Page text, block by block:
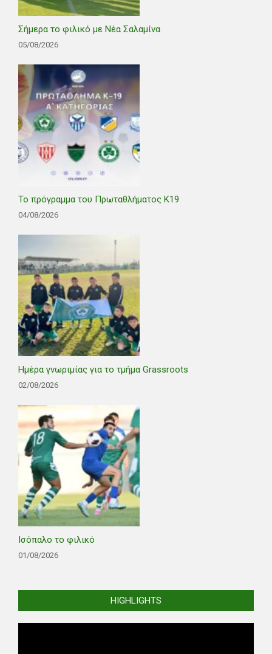
Σήμερα το φιλικό με Νέα Σαλαμίνα
05/08/2026
Το πρόγραμμα του Πρωταθλήματος Κ19
04/08/2026
Ημέρα γνωριμίας για το τμήμα Grassroots
02/08/2026
Ισόπαλο το φιλικό
01/08/2026
HIGHLIGHTS